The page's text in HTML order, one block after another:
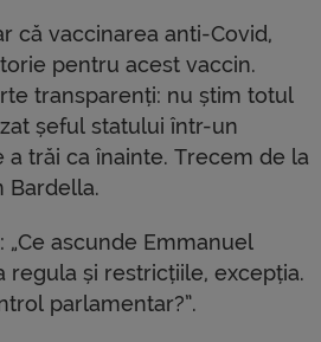
că vaccinarea anti-Covid,
pentru acest vaccin.
transparenți: nu știm totul
șeful statului într-un
a trăi ca înainte. Trecem de la
Bardella.
ascunde Emmanuel
regula și restricțiile, excepția.
parlamentar?”.